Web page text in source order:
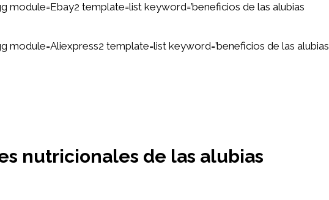
module=Ebay2 template=list keyword=’beneficios de las alubias
module=Aliexpress2 template=list keyword=’beneficios de las alubias
nutricionales de las alubias